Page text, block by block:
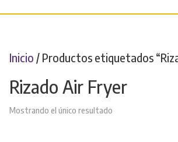
Inicio / Productos etiquetados
Rizado Air Fryer
Mostrando el único resultado